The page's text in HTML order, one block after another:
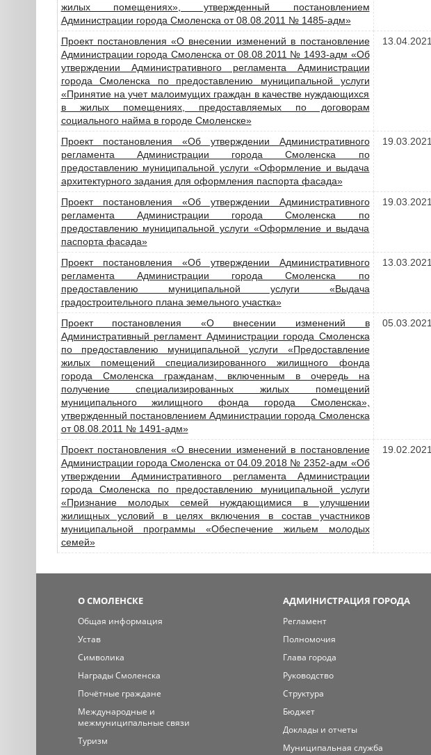
жилых помещениях», утвержденный постановлением
Администрации города Смоленска от 08.08.2011 № 1485-адм»
Проект постановления «О внесении изменений в постановление
Администрации города Смоленска от 08.08.2011 № 1493-адм «Об
утверждении Административного регламента Администрации
города Смоленска по предоставлению муниципальной услуги
«Принятие на учет малоимущих граждан в качестве нуждающихся
в жилых помещениях, предоставляемых по договорам
социального найма в городе Смоленске»
13.04.2021
Проект постановления «Об утверждении Административного
регламента Администрации города Смоленска по
предоставлению муниципальной услуги «Оформление и выдача
архитектурного задания для оформления паспорта фасада»
19.03.2021
Проект постановления «Об утверждении Административного
регламента Администрации города Смоленска по
предоставлению муниципальной услуги «Оформление и выдача
паспорта фасада»
19.03.2021
Проект постановления «Об утверждении Административного
регламента Администрации города Смоленска по
предоставлению муниципальной услуги «Выдача
градостроительного плана земельного участка»
13.03.2021
Проект постановления «О внесении изменений в
Административный регламент Администрации города Смоленска
по предоставлению муниципальной услуги «Предоставление
жилых помещений специализированного жилищного фонда
города Смоленска гражданам, включенным в очередь на
получение специализированных жилых помещений
муниципального жилищного фонда города Смоленска»,
утвержденный постановлением Администрации города Смоленска
от 08.08.2011 № 1491-адм»
05.03.2021
Проект постановления «О внесении изменений в постановление
Администрации города Смоленска от 04.09.2018 № 2352-адм «Об
утверждении Административного регламента Администрации
города Смоленска по предоставлению муниципальной услуги
«Признание молодых семей нуждающимися в улучшении
жилищных условий в целях включения в состав участников
муниципальной программы «Обеспечение жильем молодых
семей»
19.02.2021
О СМОЛЕНСКЕ
Общая информация
Устав
Символика
Награды Смоленска
Почётные граждане
Международные и
межмуниципальные связи
Туризм
АДМИНИСТРАЦИЯ ГОРОДА
Регламент
Полномочия
Глава города
Руководство
Структура
Бюджет
Доклады и отчеты
Муниципальная служба